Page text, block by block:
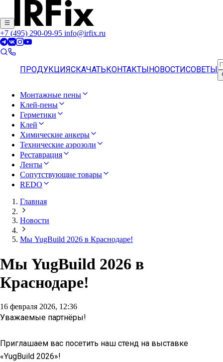
+7 (495) 290-09-95 info@irfix.ru
ПРОДУКЦИЯСКАЧАТЬКОНТАКТЫ НОВОСТИСОВЕТЫ
Монтажные пены
Клей-пены
Герметики
Клей
Химические анкеры
Технические аэрозоли
Реставрация
Ленты
Сопутствующие товары
REDO
Главная
Новости
Мы YugBuild 2026 в Краснодаре!
Мы YugBuild 2026 в
Краснодаре!
16 февраля 2026, 12:36
Уважаемые партнёры!
Приглашаем вас посетить наш стенд на выставке
«YugBuild 2026»!